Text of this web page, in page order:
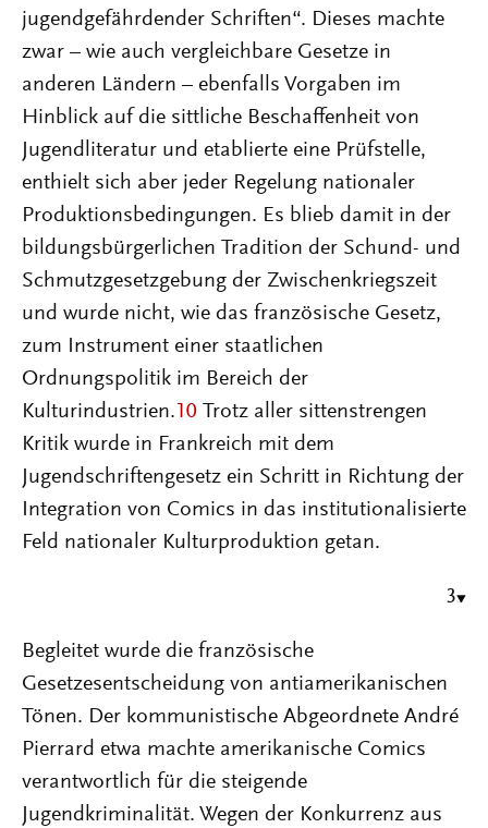
jugendgefährdender Schriften“. Dieses machte
zwar – wie auch vergleichbare Gesetze in
anderen Ländern – ebenfalls Vorgaben im
Hinblick auf die sittliche Beschaffenheit von
Jugendliteratur und etablierte eine Prüfstelle,
enthielt sich aber jeder Regelung nationaler
Produktionsbedingungen. Es blieb damit in der
bildungsbürgerlichen Tradition der Schund- und
Schmutzgesetzgebung der Zwischenkriegszeit
und wurde nicht, wie das französische Gesetz,
zum Instrument einer staatlichen
Ordnungspolitik im Bereich der
Kulturindustrien. 10 Trotz aller sittenstrengen
Kritik wurde in Frankreich mit dem
Jugendschriftengesetz ein Schritt in Richtung der
Integration von Comics in das institutionalisierte
Feld nationaler Kulturproduktion getan.
3
Begleitet wurde die französische
Gesetzesentscheidung von antiamerikanischen
Tönen. Der kommunistische Abgeordnete André
Pierrard etwa machte amerikanische Comics
verantwortlich für die steigende
Jugendkriminalität. Wegen der Konkurrenz aus